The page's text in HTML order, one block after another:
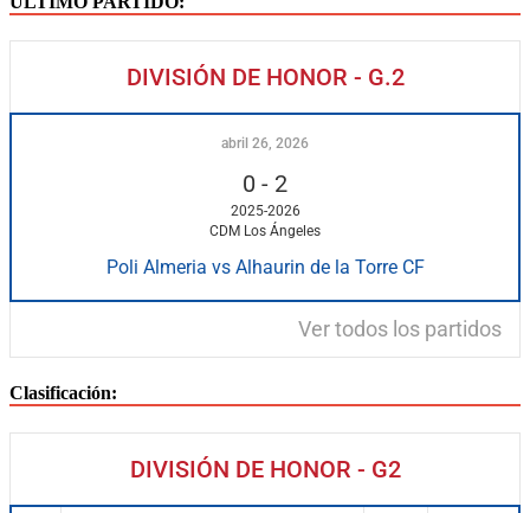
DIVISIÓN DE HONOR - G.2
abril 26, 2026
0 - 2
2025-2026
CDM Los Ángeles
Poli Almeria vs Alhaurin de la Torre CF
Ver todos los partidos
Clasificación:
DIVISIÓN DE HONOR - G2